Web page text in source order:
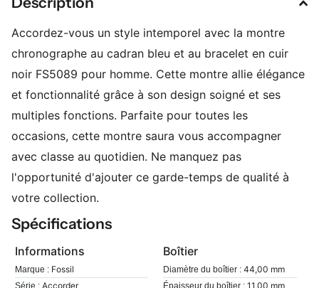
Accordez-vous un style intemporel avec la montre
chronographe au cadran bleu et au bracelet en cuir
noir FS5089 pour homme. Cette montre allie élégance
et fonctionnalité grâce à son design soigné et ses
multiples fonctions. Parfaite pour toutes les
occasions, cette montre saura vous accompagner
avec classe au quotidien. Ne manquez pas
l'opportunité d'ajouter ce garde-temps de qualité à
votre collection.
Spécifications
Informations
Marque : Fossil
Série : Accorder
Boîtier
Diamètre du boîtier : 44,00 mm
Épaisseur du boîtier : 11,00 mm